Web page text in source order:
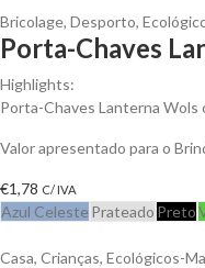
Bricolage, Desporto,
Porta-Chaves
Highlights:
Porta-Chaves Lanterna Wols
Valor apresentado para o
€1,78 C/ IVA
Azul Celeste Prateado Preto
Casa, Crianças, Ecológicos-